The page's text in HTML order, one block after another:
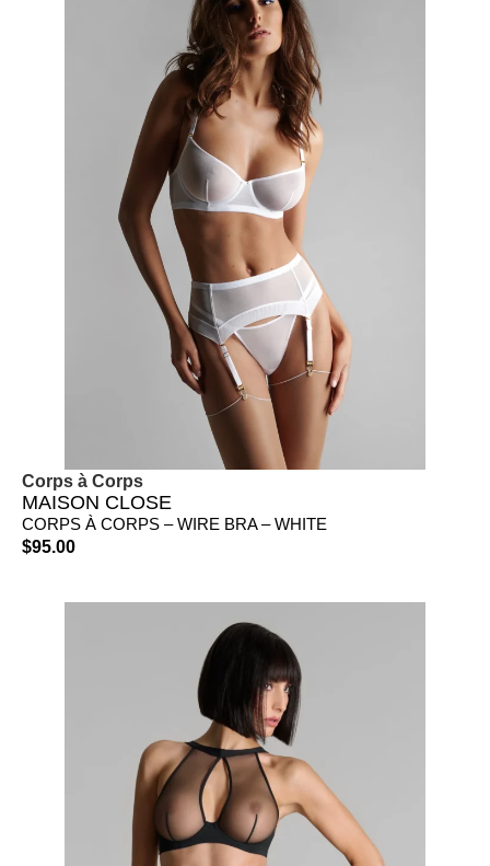
Corps à Corps
MAISON CLOSE
CORPS À CORPS – WIRE BRA – WHITE
$95.00